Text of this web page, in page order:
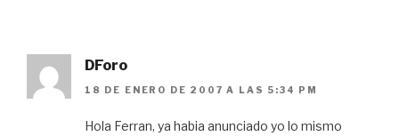
DForo
18 DE ENERO DE 2007 A LAS 5:34 PM
Hola Ferran, ya habia anunciado yo lo mismo